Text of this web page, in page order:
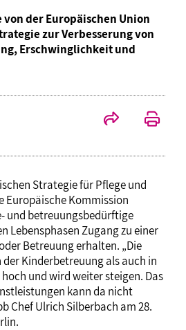
der Europäischen Union
zur Verbesserung von
Erschwinglichkeit und
Strategie für Pflege und
Europäische Kommission
und betreuungsbedürftige
Lebensphasen Zugang zu einer
Betreuung erhalten. „Die
Kinderbetreuung als auch in
und wird weiter steigen. Das
kann da nicht
Chef Ulrich Silberbach am 28.